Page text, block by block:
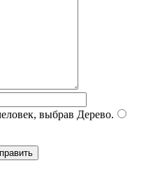
выбрав Дерево.